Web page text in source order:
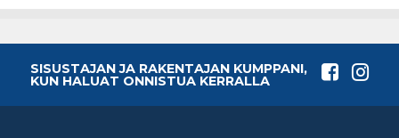
SISUSTAJAN JA RAKENTAJAN KUMPPANI,
KUN HALUAT ONNISTUA KERRALLA